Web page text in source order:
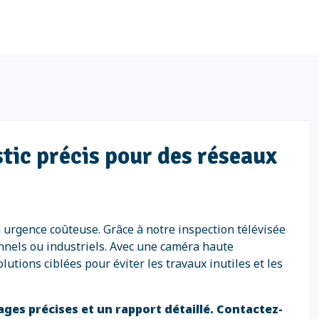
précis pour des réseaux
coûteuse. Grâce à notre inspection télévisée
ou industriels. Avec une caméra haute
ciblées pour éviter les travaux inutiles et les
précises et un rapport détaillé. Contactez-